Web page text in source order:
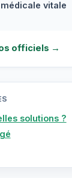
vitale
officiels →
solutions ?